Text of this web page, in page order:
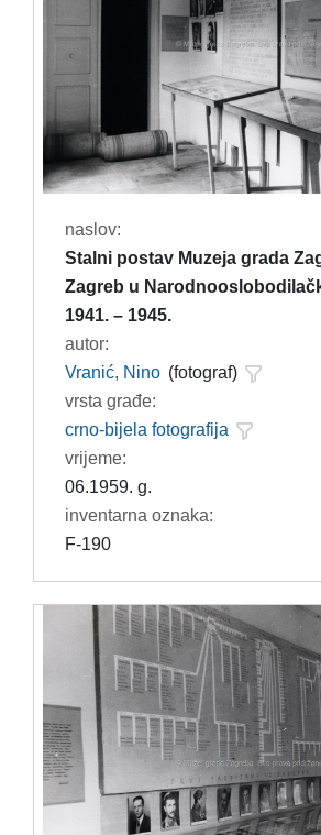
naslov:
Stalni postav Muzeja grada
Zagreb u
1941. – 1945.
autor:
Vranić, Nino (fotograf)
vrsta građe:
crno-bijela fotografija
vrijeme:
06.1959. g.
inventarna oznaka:
F-190